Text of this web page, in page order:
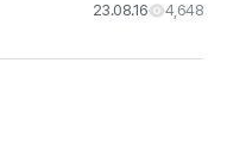
23.08.16 4,648